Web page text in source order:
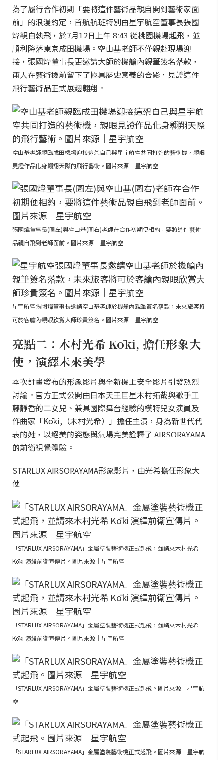
為了履行合作初期「要將這件藝術品親自開到藝術家面
前」的浪漫約定，首航航班特別由星宇航空董事長張國
煒親自執飛，於7月12日上午 8:43 從桃園機場起飛，並
順利降落東京成田機場。空山基老師不僅親赴現場迎
接，張國煒董事長更邀請大師於機艙內親筆簽名落款，
兩人在藝術機前留下了極具歷史意義的合影，見證這件
飛行藝術品正式展翅翱翔。
空山基老師親臨成田機場迎接這架自己與星宇航空共同打造的藝術機，親眼
見證作品化身翱翔天際的飛行藝術。圖片來源｜星宇航空
張國煒董事長(圖左)與空山基(圖右)老師在合作初期便相約，要將這件藝術
品親自飛到老師面前。圖片來源｜星宇航空
星宇航空張國煒董事長邀請空山基老師於機艙內親筆簽名落款，未來旅客將
可於客艙內親眼欣賞大師珍貴簽名。圖片來源｜星宇航空
亮點二：木村光希 Kōki, 擔任形象大
使，演繹未來美學
本次計畫發布的形象影片與全新機上安全影片引發熱烈
討論。官方正式公開由日本天王巨星木村拓哉與歌手工
藤靜香的二女兒、兼具國際舞台經驗的模特兒女演員及
作曲家「Kōki,（木村光希）」擔任主演，身為新世代代
表的她，以絕美的姿態與氣場完美詮釋了 AIRSORAYAMA
的前衛視覺體驗。
STARLUX AIRSORAYAMA形象影片，由光希擔任形象大
使
「STARLUX AIRSORAYAMA」金屬塗裝藝術機正式起飛，並請來木村光希
Kōki 演繹前衛宣傳片。圖片來源｜星宇航空
「STARLUX AIRSORAYAMA」金屬塗裝藝術機正式起飛，並請來木村光希
Kōki 演繹前衛宣傳片。圖片來源｜星宇航空
「STARLUX AIRSORAYAMA」金屬塗裝藝術機正式起飛。圖片來源｜星宇航
空
「STARLUX AIRSORAYAMA」金屬塗裝藝術機正式起飛。圖片來源｜星宇航